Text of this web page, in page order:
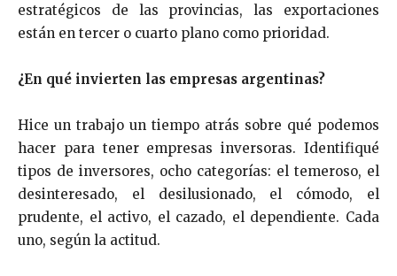
estratégicos de las provincias, las exportaciones
están en tercer o cuarto plano como prioridad.
¿En qué invierten las empresas argentinas?
Hice un trabajo un tiempo atrás sobre qué podemos
hacer para tener empresas inversoras. Identifiqué
tipos de inversores, ocho categorías: el temeroso, el
desinteresado, el desilusionado, el cómodo, el
prudente, el activo, el cazado, el dependiente. Cada
uno, según la actitud.